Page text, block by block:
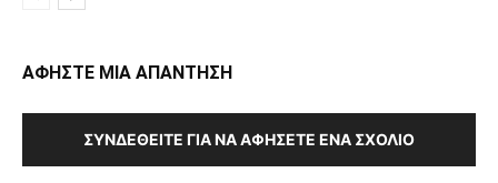
ΑΦΗΣΤΕ ΜΙΑ ΑΠΑΝΤΗΣΗ
ΣΥΝΔΕΘΕΊΤΕ ΓΙΑ ΝΑ ΑΦΉΣΕΤΕ ΈΝΑ ΣΧΌΛΙΟ